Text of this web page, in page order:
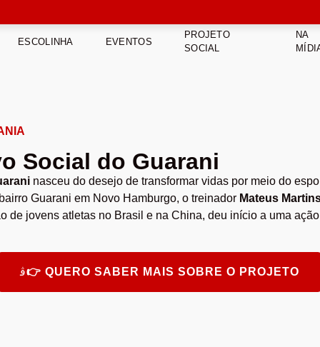
ESCOLINHA EVENTOS
PROJETO
SOCIAL
NA
Social do Guarani
nasceu do desejo de transformar vidas por meio do
Guarani em Novo Hamburgo, o treinador Mateus
de jovens atletas no Brasil e na China, deu início a uma
👉 QUERO SABER MAIS SOBRE O PROJETO